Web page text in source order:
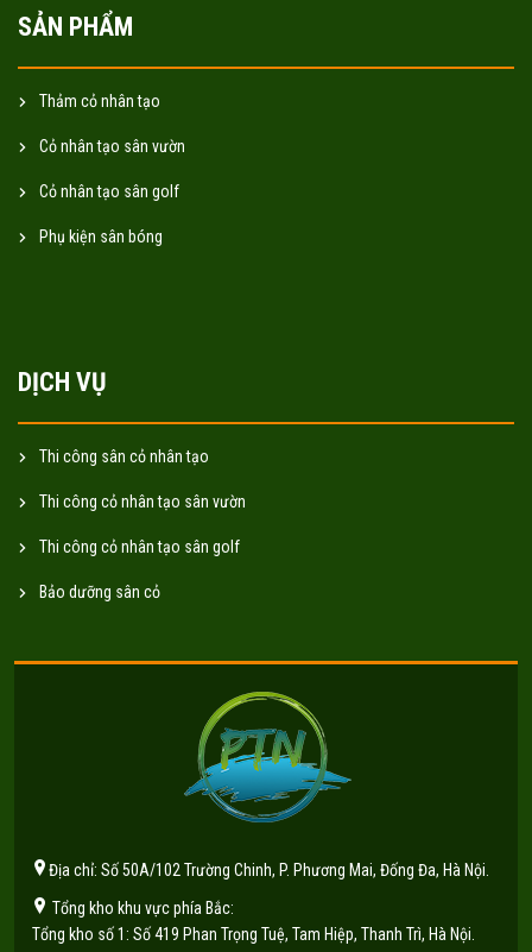
SẢN PHẨM
Thảm cỏ nhân tạo
Cỏ nhân tạo sân vườn
Cỏ nhân tạo sân golf
Phụ kiện sân bóng
DỊCH VỤ
Thi công sân cỏ nhân tạo
Thi công cỏ nhân tạo sân vườn
Thi công cỏ nhân tạo sân golf
Bảo dưỡng sân cỏ
Địa chỉ: Số 50A/102 Trường Chinh, P. Phương Mai, Đống Đa, Hà Nội.
Tổng kho khu vực phía Bắc:
Tổng kho số 1: Số 419 Phan Trọng Tuệ, Tam Hiệp, Thanh Trì, Hà Nội.